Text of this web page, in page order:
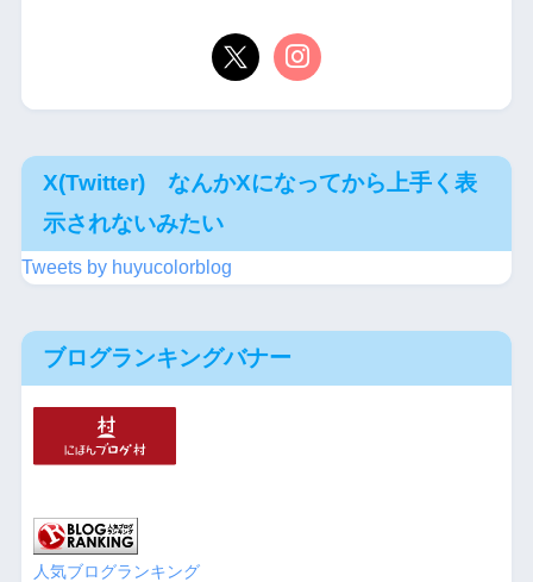
X(Twitter) なんかXになってから上手く表
示されないみたい
Tweets by huyucolorblog
ブログランキングバナー
人気ブログランキング